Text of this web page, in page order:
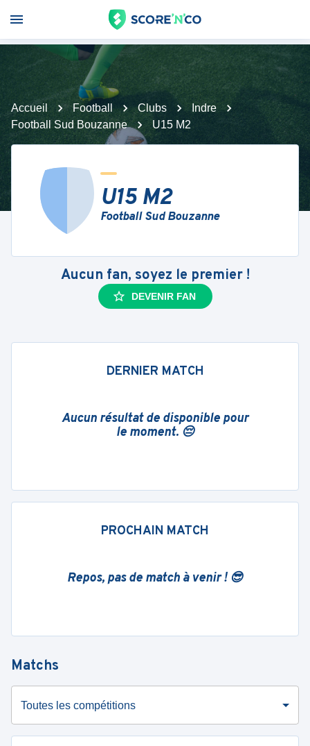
Accueil Football Clubs
Indre
Football Sud Bouzanne
U15 M2
U15 M2
Football Sud Bouzanne
Aucun fan, soyez le premier !
DEVENIR FAN
DERNIER MATCH
Aucun résultat de disponible pour
le moment. 😔
PROCHAIN MATCH
Repos, pas de match à venir ! 😎
Matchs
Toutes les compétitions